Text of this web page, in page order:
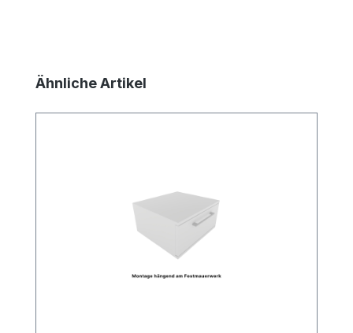
Produktgalerie überspringen
Ähnliche Artikel